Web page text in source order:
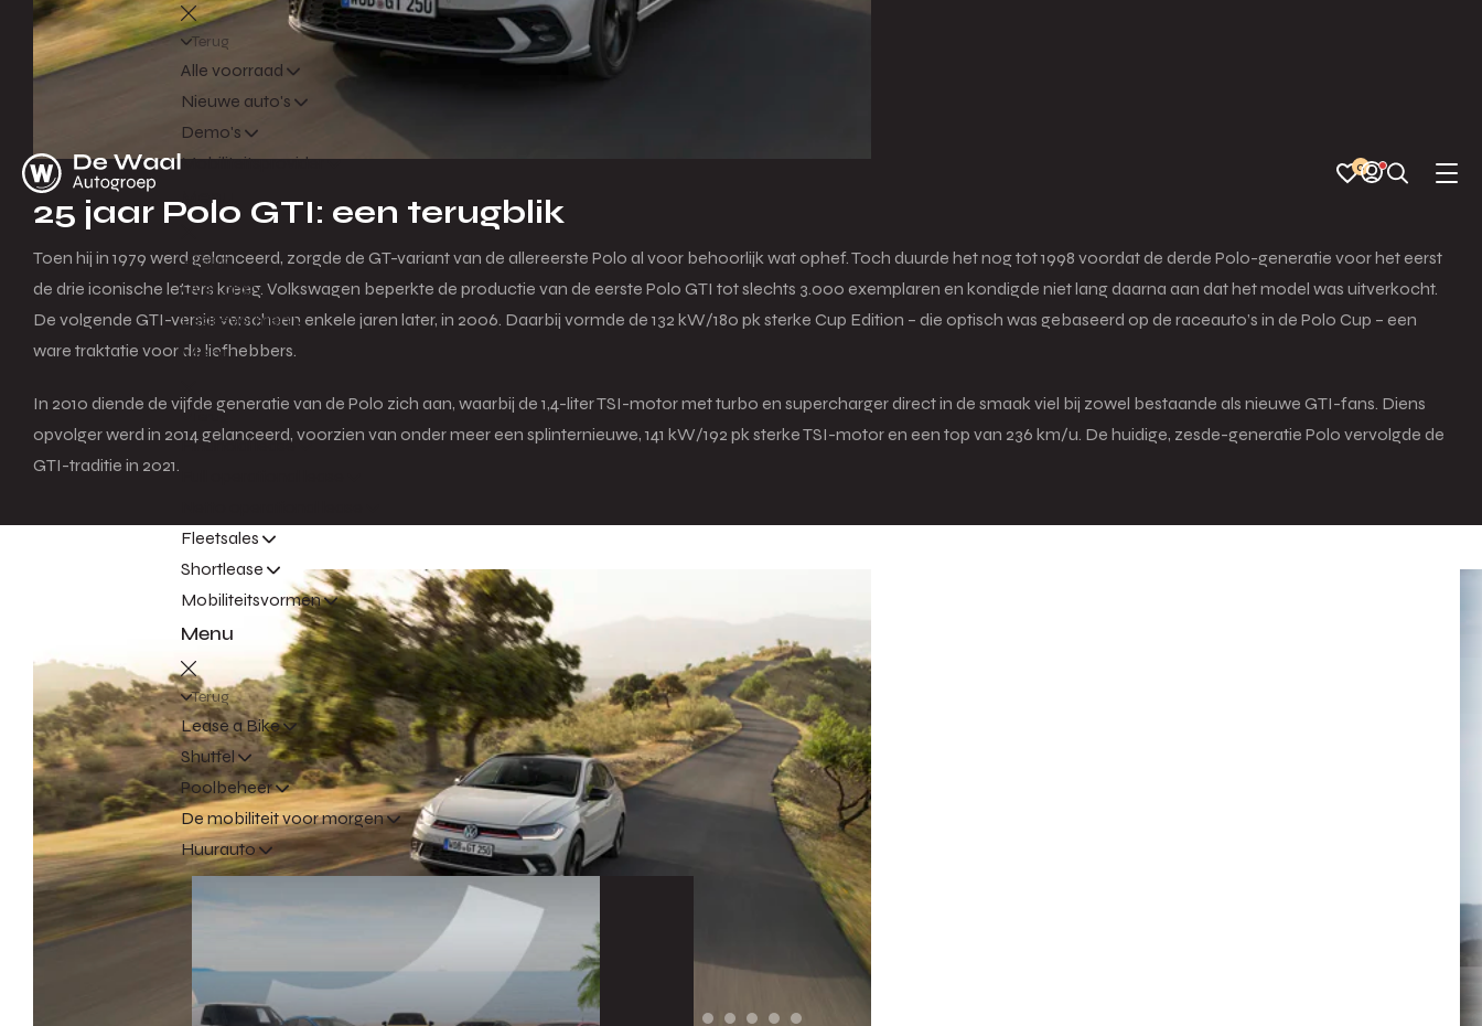
Terug
Alle voorraad
Nieuwe auto's
Demo's
Mobiliteitsprovider
Menu
Terug
Over ons
Leasevormen
Menu
Terug
Financial lease
Fleetsales
Shortlease
Mobiliteitsvormen
Menu
Terug
Lease a Bike
Shuttel
Poolbeheer
De mobiliteit voor morgen
Huurauto
0
25 jaar Polo GTI: een terugblik
Toen hij in 1979 werd gelanceerd, zorgde de GT-variant van de allereerste Polo al voor behoorlijk wat ophef. Toch duurde het nog tot 1998 voordat de derde Polo-generatie voor het eerst
de drie iconische letters kreeg. Volkswagen beperkte de productie van de eerste Polo GTI tot slechts 3.000 exemplaren en kondigde niet lang daarna aan dat het model was uitverkocht.
De volgende GTI-versie verscheen enkele jaren later, in 2006. Daarbij vormde de 132 kW/180 pk sterke Cup Edition – die optisch was gebaseerd op de raceauto’s in de Polo Cup – een
ware traktatie voor de liefhebbers.
In 2010 diende de vijfde generatie van de Polo zich aan, waarbij de 1,4-liter TSI-motor met turbo en supercharger direct in de smaak viel bij zowel bestaande als nieuwe GTI-fans. Diens
opvolger werd in 2014 gelanceerd, voorzien van onder meer een splinternieuwe, 141 kW/192 pk sterke TSI-motor en een top van 236 km/u. De huidige, zesde-generatie Polo vervolgde de
GTI-traditie in 2021.